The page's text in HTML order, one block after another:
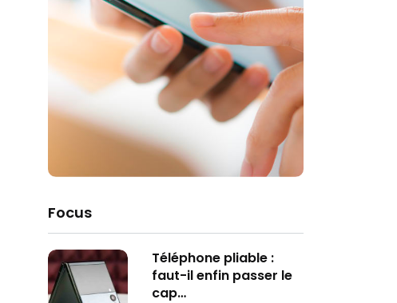
Focus
Téléphone pliable :
faut-il enfin passer le
cap…